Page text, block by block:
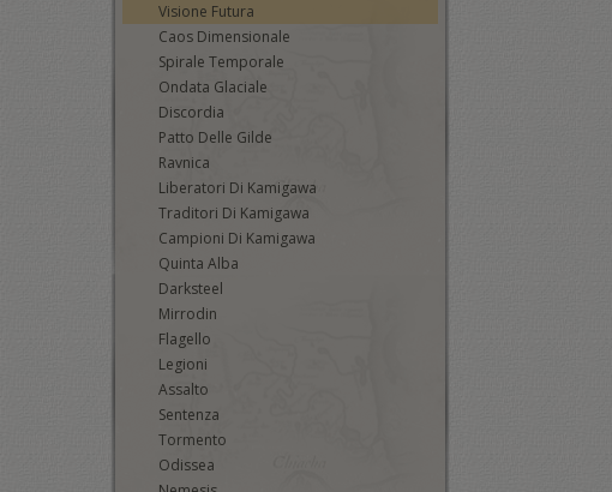
Visione Futura
Caos Dimensionale
Spirale Temporale
Ondata Glaciale
Discordia
Patto Delle Gilde
Ravnica
Liberatori Di Kamigawa
Traditori Di Kamigawa
Campioni Di Kamigawa
Quinta Alba
Darksteel
Mirrodin
Flagello
Legioni
Assalto
Sentenza
Tormento
Odissea